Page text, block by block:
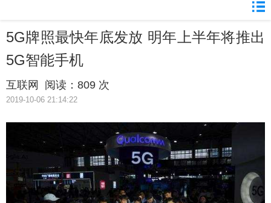
5G牌照最快年底发放 明年上半年将推出
5G智能手机
互联网 阅读： 809 次
2019-10-06 21:14:22